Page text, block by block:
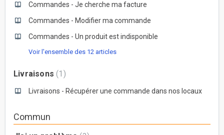
Commandes - Je cherche ma facture
Commandes - Modifier ma commande
Commandes - Un produit est indisponible
Voir l'ensemble des 12 articles
Livraisons 1
Livraisons - Récupérer une commande dans nos locaux
Commun